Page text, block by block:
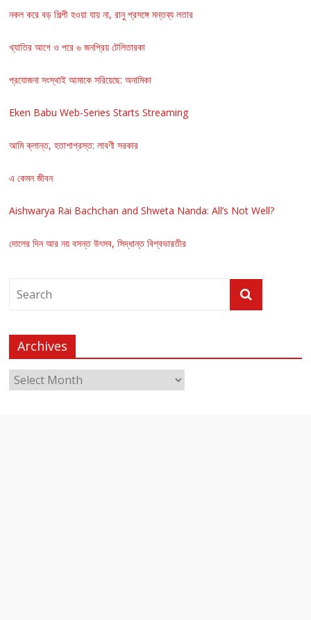
নকল করে বড় শিল্পী হওয়া যায় না, রানু প্রসঙ্গে মন্তব্য লতার
খ্যাতির আগে ও পরে ৬ জনপ্রিয় টেলিতারকা
প্রযোজনা সংস্থাই আমাকে সরিয়েছে: অনামিকা
Eken Babu Web-Series Starts Streaming
আমি ক্লান্ত, হতাশাগ্রস্ত: লাবণী সরকার
এ কেমন জীবন
Aishwarya Rai Bachchan and Shweta Nanda: All’s Not Well?
দোলের দিন আর নয় বসন্ত উৎসব, সিদ্ধান্ত বিশ্বভারতীর
Archives